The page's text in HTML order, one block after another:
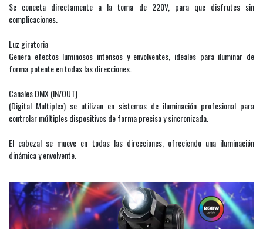
Se conecta directamente a la toma de 220V, para que disfrutes sin
complicaciones.
Luz giratoria
Genera efectos luminosos intensos y envolventes, ideales para iluminar de
forma potente en todas las direcciones.
Canales DMX (IN/OUT)
(Digital Multiplex) se utilizan en sistemas de iluminación profesional para
controlar múltiples dispositivos de forma precisa y sincronizada.
El cabezal se mueve en todas las direcciones, ofreciendo una iluminación
dinámica y envolvente.